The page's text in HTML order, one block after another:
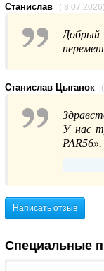
Станислав ( 8.07.2026)
Станислав Цыганок
У нас
Написать отзыв
Специальные